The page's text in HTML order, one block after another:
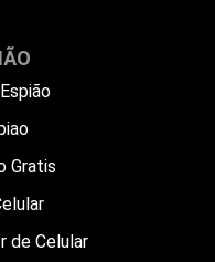
Gratis
de Celular